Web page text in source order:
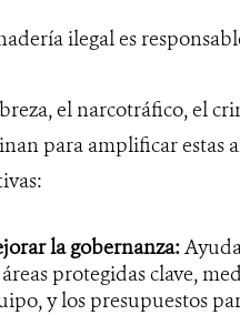
ilegal es
el narcotráfico, el
para amplificar estas
la gobernanza:
protegidas clave,
y los presupuestos